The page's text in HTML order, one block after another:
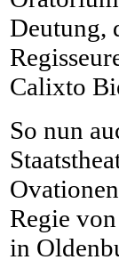
Deutung,
Calixto
So nun
Regie
in